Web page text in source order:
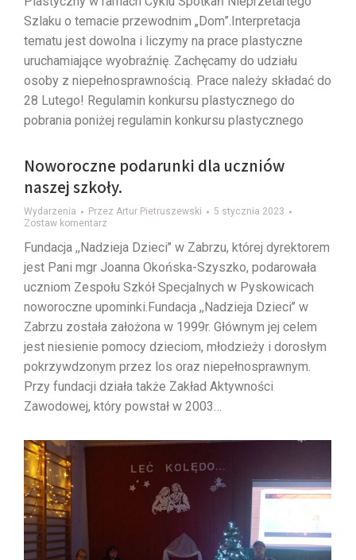
Szlaku o temacie przewodnim „Dom”.Interpretacja
tematu jest dowolna i liczymy na prace plastyczne
uruchamiające wyobraźnię. Zachęcamy do udziału
osoby z niepełnosprawnością. Prace należy składać do
28 Lutego! Regulamin konkursu plastycznego do
pobrania poniżej regulamin konkursu plastycznego
Noworoczne podarunki dla uczniów
naszej szkoły.
Wydarzenia Przez Artur Pietruszewski
5 stycznia 2023
Zostaw komentarz
Fundacja ,,Nadzieja Dzieci’’ w Zabrzu, której dyrektorem
jest Pani mgr Joanna Okońska-Szyszko, podarowała
uczniom Zespołu Szkół Specjalnych w Pyskowicach
noworoczne upominki.Fundacja ,,Nadzieja Dzieci’’ w
Zabrzu została założona w 1999r. Głównym jej celem
jest niesienie pomocy dzieciom, młodzieży i dorosłym
pokrzywdzonym przez los oraz niepełnosprawnym.
Przy fundacji działa także Zakład Aktywności
Zawodowej, który powstał w 2003…